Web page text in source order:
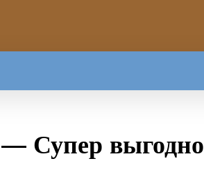
— Супер выгодно